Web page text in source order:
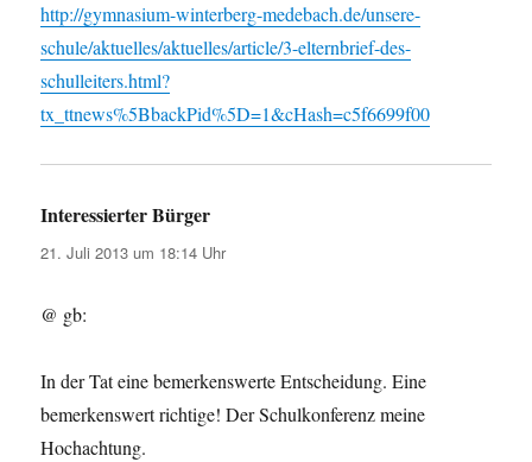
http://gymnasium-winterberg-medebach.de/unsere-
schule/aktuelles/aktuelles/article/3-elternbrief-des-
schulleiters.html?
tx_ttnews%5BbackPid%5D=1&cHash=c5f6699f00
Interessierter Bürger
21. Juli 2013 um 18:14 Uhr
@ gb:
In der Tat eine bemerkenswerte Entscheidung. Eine
bemerkenswert richtige! Der Schulkonferenz meine
Hochachtung.